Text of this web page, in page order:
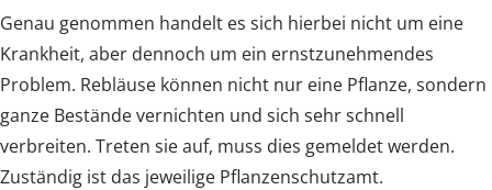
Genau genommen handelt es sich hierbei nicht um eine
Krankheit, aber dennoch um ein ernstzunehmendes
Problem. Rebläuse können nicht nur eine Pflanze, sondern
ganze Bestände vernichten und sich sehr schnell
verbreiten. Treten sie auf, muss dies gemeldet werden.
Zuständig ist das jeweilige Pflanzenschutzamt.